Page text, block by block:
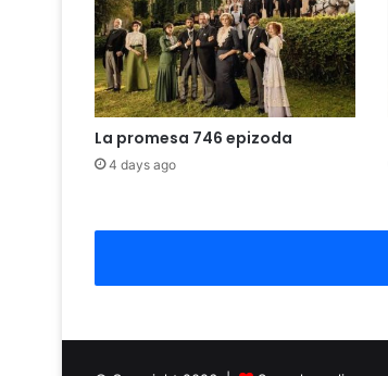
La promesa 746 epizoda
4 days ago